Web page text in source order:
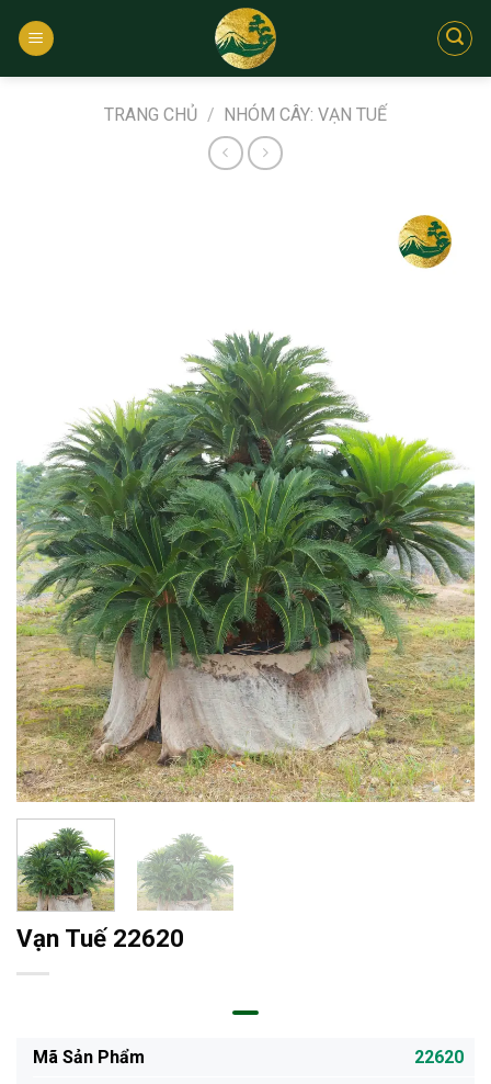
qua
TRANG CHỦ / NHÓM CÂY: VẠN TUẾ
Vạn Tuế 22620
Mã Sản Phẩm
22620